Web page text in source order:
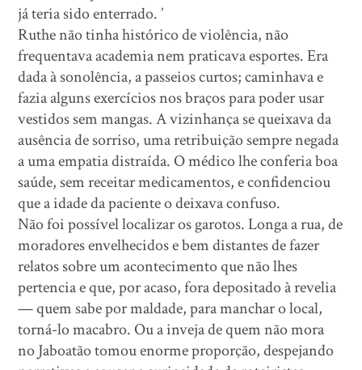
já teria sido enterrado. ’
Ruthe não tinha histórico de violência, não
frequentava academia nem praticava esportes. Era
dada à sonolência, a passeios curtos; caminhava e
fazia alguns exercícios nos braços para poder usar
vestidos sem mangas. A vizinhança se queixava da
ausência de sorriso, uma retribuição sempre negada
a uma empatia distraída. O médico lhe conferia boa
saúde, sem receitar medicamentos, e confidenciou
que a idade da paciente o deixava confuso.
Não foi possível localizar os garotos. Longa a rua, de
moradores envelhecidos e bem distantes de fazer
relatos sobre um acontecimento que não lhes
pertencia e que, por acaso, fora depositado à revelia
— quem sabe por maldade, para manchar o local,
torná-lo macabro. Ou a inveja de quem não mora
no Jaboatão tomou enorme proporção, despejando